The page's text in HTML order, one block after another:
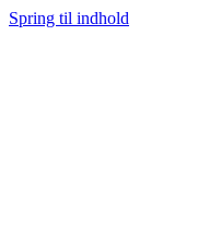
Spring til indhold